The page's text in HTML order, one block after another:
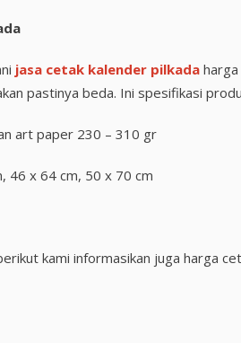
jasa cetak kalender pilkada
pastinya beda. Ini spesifikasi
art paper 230 – 310 gr
46 x 64 cm, 50 x 70 cm
kami informasikan juga harga